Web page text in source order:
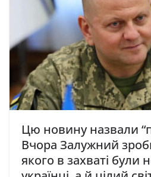
Цю новину назвали
Вчора Залужний
якого в захваті були